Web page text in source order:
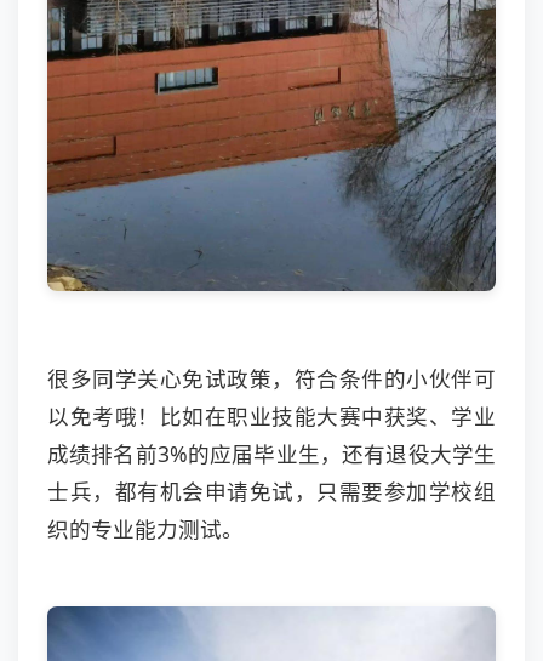
很多同学关心免试政策，符合条件的小伙伴可
以免考哦！比如在职业技能大赛中获奖、学业
成绩排名前3%的应届毕业生，还有退役大学生
士兵，都有机会申请免试，只需要参加学校组
织的专业能力测试。